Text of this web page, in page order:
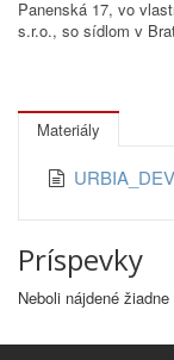
Panenská 17, vo
s.r.o., so sídlom v
Materiály
Príspevky
Neboli nájdené